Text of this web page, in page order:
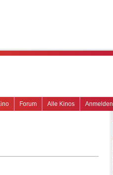
Anmelden
Alle Kinos
Forum